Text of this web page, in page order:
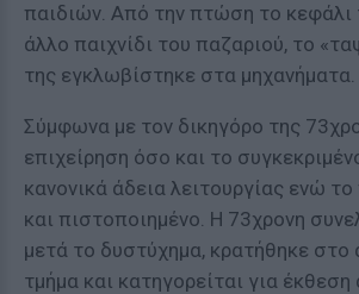
παιδιών. Από την πτώση το κεφάλι
άλλο παιχνίδι του παζαριού, το
της εγκλωβίστηκε στα μηχανήματα.
Σύμφωνα με τον δικηγόρο της
επιχείρηση όσο και το
κανονικά άδεια λειτουργίας ενώ το
και πιστοποιημένο. Η 73χρονη
μετά το δυστύχημα, κρατήθηκε στο
τμήμα και κατηγορείται για έκθεση